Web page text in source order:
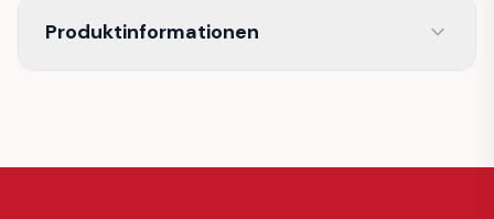
Produktinformationen